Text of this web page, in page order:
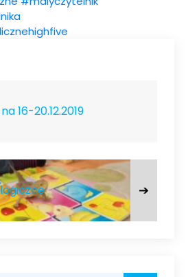
16-20.12.2019
➔